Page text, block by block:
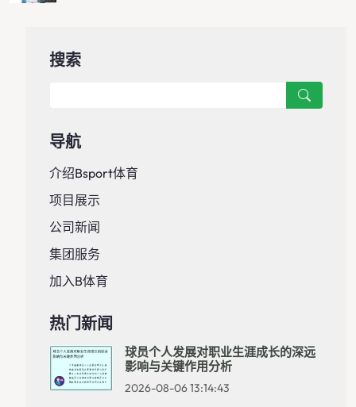
搜索
导航
介绍bsport体育
项目展示
公司新闻
集团服务
加入B体育
热门新闻
球员个人发展对职业生涯成长的深远
影响与关键作用分析
2026-08-06 13:14:43